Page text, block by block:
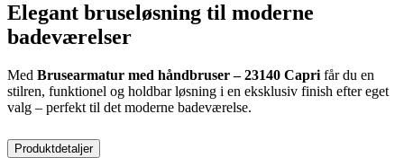
Elegant bruseløsning til moderne
badeværelser
Med Brusearmatur med håndbruser – 23140 Capri får du en
stilren, funktionel og holdbar løsning i en eksklusiv finish efter eget
valg – perfekt til det moderne badeværelse.
Produktdetaljer